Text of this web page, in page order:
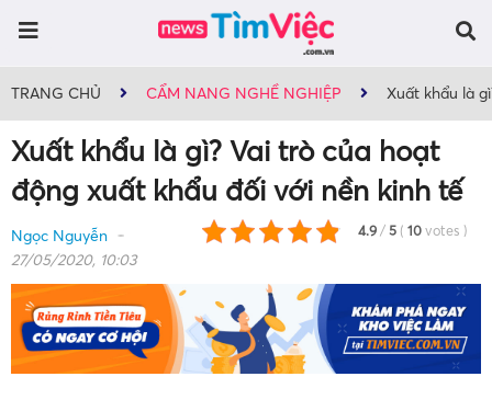
TRANG CHỦ CẨM NANG NGHỀ NGHIỆP Xuất khẩu là
Xuất khẩu là gì? Vai trò của hoạt
động xuất khẩu đối với nền kinh tế
4.9 / 5 ( 10 votes )
Ngọc Nguyễn
27/05/2020, 10:03